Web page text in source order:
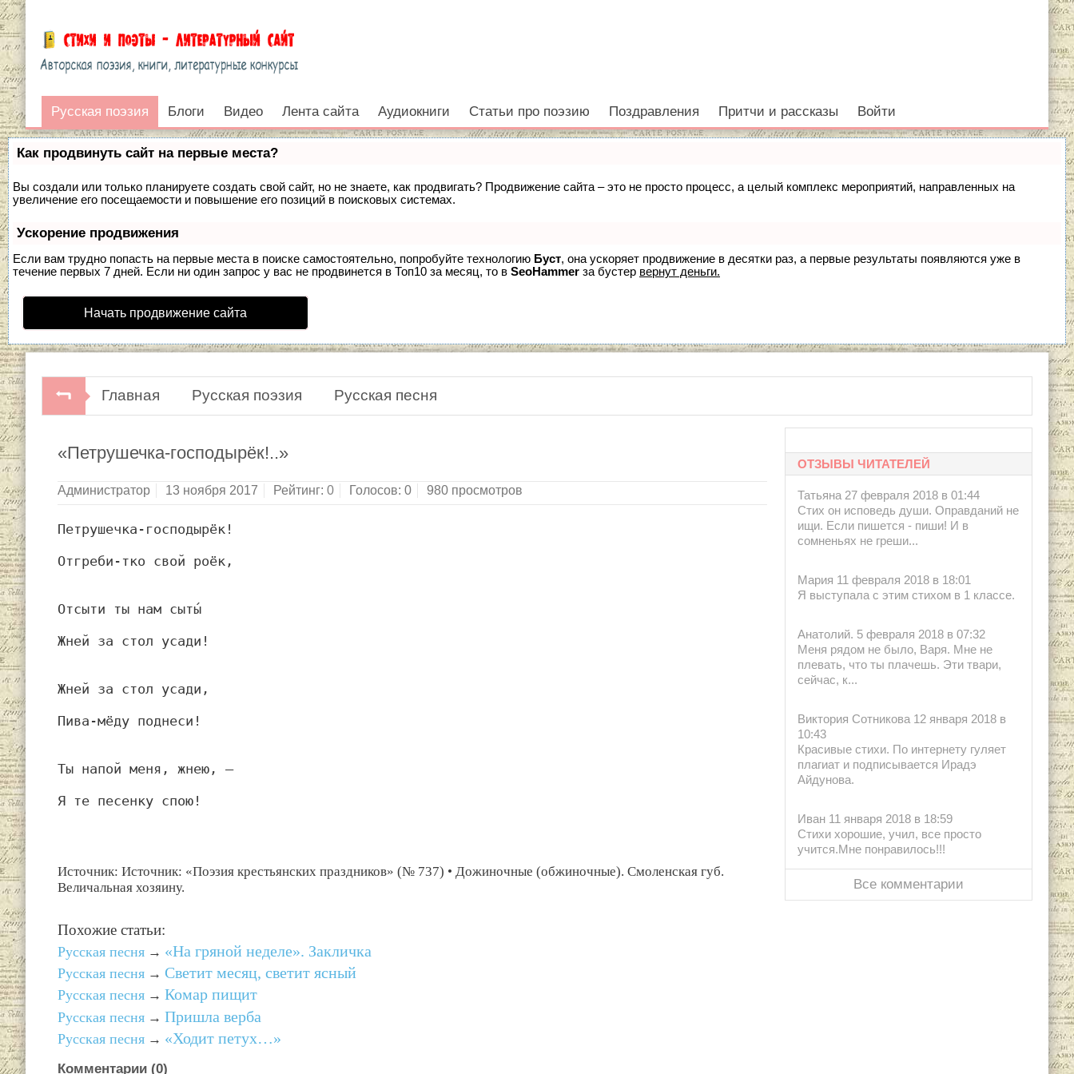
Русская поэзия
Войти
Русская поэзия Блоги Видео Лента сайта Аудиокниги Статьи про поэзию Поздравления Притчи и рассказы Войти
Как продвинуть сайт на первые места?
Вы создали или только планируете создать свой сайт, но не знаете, как продвигать? Продвижение сайта – это не просто процесс, а целый комплекс мероприятий, направленных на
увеличение его посещаемости и повышение его позиций в поисковых системах.
Ускорение продвижения
Если вам трудно попасть на первые места в поиске самостоятельно, попробуйте технологию Буст, она ускоряет продвижение в десятки раз, а первые результаты появляются уже в
течение первых 7 дней. Если ни один запрос у вас не продвинется в Топ10 за месяц, то в SeoHammer за бустер вернут деньги.
Начать продвижение сайта
Главная Русская поэзия Русская песня
«Петрушечка-господырёк!..»
Администратор 13 ноября 2017 Рейтинг: 0 Голосов: 0 980 просмотров
Петрушечка-господырёк!
Отгреби-тко свой роёк,
Отсыти ты нам сыты́
Жней за стол усади!
Жней за стол усади,
Пива-мёду поднеси!
Ты напой меня, жнею, —
Я те песенку спою!
Источник: Источник: «Поэзия крестьянских праздников» (№ 737) • Дожиночные (обжиночные). Смоленская губ.
Величальная хозяину.
Похожие статьи:
Русская песня → «На гряной неделе». Закличка
Русская песня → Светит месяц, светит ясный
Русская песня → Комар пищит
Русская песня → Пришла верба
Русская песня → «Ходит петух…»
Комментарии (0)
ОТЗЫВЫ ЧИТАТЕЛЕЙ
Татьяна 27 февраля 2018 в 01:44
Стих он исповедь души. Оправданий не
ищи. Если пишется - пиши! И в
сомненьях не греши...
Мария 11 февраля 2018 в 18:01
Я выступала с этим стихом в 1 классе.
Анатолий. 5 февраля 2018 в 07:32
Меня рядом не было, Варя. Мне не
плевать, что ты плачешь. Эти твари,
сейчас, к...
Виктория Сотникова 12 января 2018 в
10:43
Красивые стихи. По интернету гуляет
плагиат и подписывается Ирадэ
Айдунова.
Иван 11 января 2018 в 18:59
Стихи хорошие, учил, все просто
учится.Мне понравилось!!!
Все комментарии